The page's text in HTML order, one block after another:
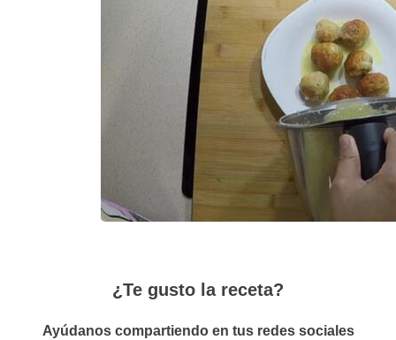
¿Te gusto la receta?
Ayúdanos compartiendo en tus redes sociales